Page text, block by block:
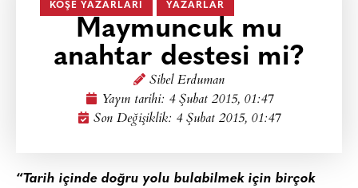
KÖŞE YAZARLARI YAZARLAR
Maymuncuk mu
anahtar destesi mi?
Sibel Erduman
Yayın tarihi: 4 Şubat 2015, 01:47
Son Değişiklik: 4 Şubat 2015, 01:47
“Tarih içinde doğru yolu bulabilmek için birçok